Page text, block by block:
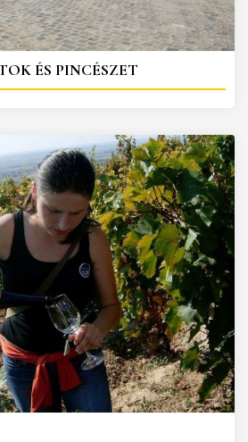
ÉS PINCÉSZET